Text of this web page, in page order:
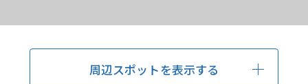
周辺スポットを表示する